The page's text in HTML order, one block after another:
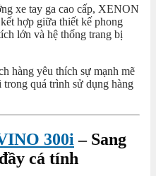
xe tay ga cao cấp, XENON
hợp giữa thiết kế phong
lớn và hệ thống trang bị
hàng yêu thích sự mạnh mẽ
quá trình sử dụng hàng
300i – Sang
cá tính